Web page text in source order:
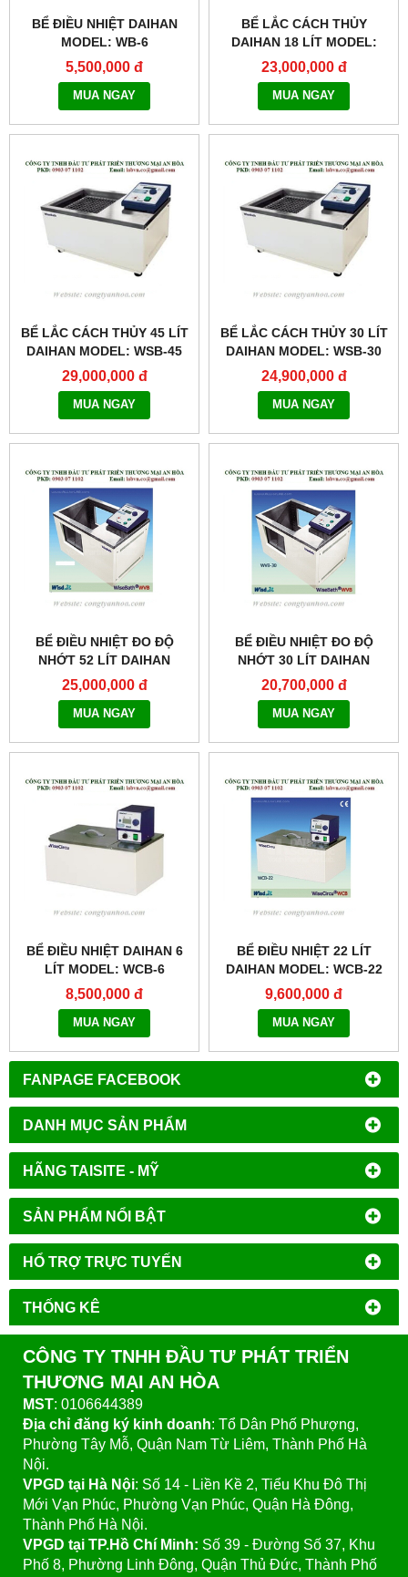
FANPAGE FACEBOOK
DANH MỤC SẢN PHẨM
HÃNG TAISITE - MỸ
SẢN PHẨM NỔI BẬT
HỔ TRỢ TRỰC TUYẾN
THỐNG KÊ
BỂ ĐIỀU NHIỆT DAIHAN
MODEL: WB-6
5,500,000 đ
MUA NGAY
BỂ LẮC CÁCH THỦY
DAIHAN 18 LÍT MODEL:
WSB-18
23,000,000 đ
MUA NGAY
BỂ LẮC CÁCH THỦY 45 LÍT
DAIHAN MODEL: WSB-45
29,000,000 đ
MUA NGAY
BỂ LẮC CÁCH THỦY 30 LÍT
DAIHAN MODEL: WSB-30
24,900,000 đ
MUA NGAY
BỂ ĐIỀU NHIỆT ĐO ĐỘ
NHỚT 52 LÍT DAIHAN
MODEL: WVB-52
25,000,000 đ
MUA NGAY
BỂ ĐIỀU NHIỆT ĐO ĐỘ
NHỚT 30 LÍT DAIHAN
MODEL: WVB-30
20,700,000 đ
MUA NGAY
BỂ ĐIỀU NHIỆT DAIHAN 6
LÍT MODEL: WCB-6
8,500,000 đ
MUA NGAY
BỂ ĐIỀU NHIỆT 22 LÍT
DAIHAN MODEL: WCB-22
9,600,000 đ
MUA NGAY
CÔNG TY TNHH ĐẦU TƯ PHÁT TRIỂN
THƯƠNG MẠI AN HÒA
MST: 0106644389
Địa chỉ đăng ký kinh doanh: Tổ Dân Phố Phượng,
Phường Tây Mỗ, Quận Nam Từ Liêm, Thành Phố Hà
Nội.
VPGD tại Hà Nội: Số 14 - Liền Kề 2, Tiểu Khu Đô Thị
Mới Vạn Phúc, Phường Vạn Phúc, Quận Hà Đông,
Thành Phố Hà Nội.
VPGD tại TP.Hồ Chí Minh: Số 39 - Đường Số 37, Khu
Phố 8, Phường Linh Đông, Quận Thủ Đức, Thành Phố